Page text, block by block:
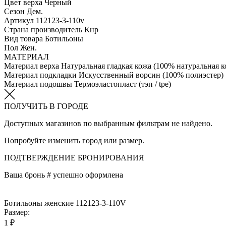
Цвет верха Черный
Сезон Дем.
Артикул 112123-3-110v
Страна производитель Кнр
Вид товара Ботильоны
Пол Жен.
МАТЕРИАЛ
Материал верха Натуральная гладкая кожа (100% натуральная
Материал подкладки Искусственный ворсин (100% полиэстер)
Материал подошвы Термоэластопласт (тэп / tpe)
ПОЛУЧИТЬ В ГОРОДЕ
Доступных магазинов по выбранным фильтрам не найдено.
Попробуйте изменить город или размер.
ПОДТВЕРЖДЕНИЕ БРОНИРОВАНИЯ
Ваша бронь # успешно оформлена
Ботильоны женские 112123-3-110V
Размер:
1 ₽